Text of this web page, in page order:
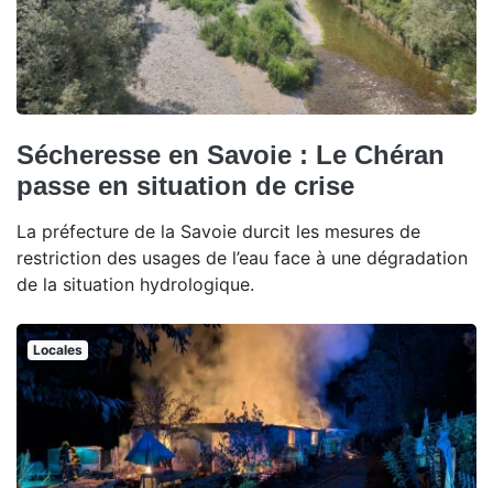
Sécheresse en Savoie : Le Chéran
passe en situation de crise
La préfecture de la Savoie durcit les mesures de
restriction des usages de l’eau face à une dégradation
de la situation hydrologique.
Locales